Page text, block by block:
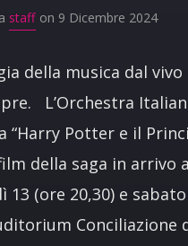
staff on 9 Dicembre 2024
della musica dal
L’Orchestra
“Harry Potter e il
della saga in arrivo
13 (ore 20,30) e
Conciliazione